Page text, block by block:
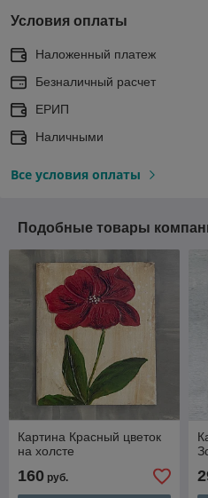
Условия оплаты
Наложенный платеж
Безналичный расчет
ЕРИП
Наличными
Все условия оплаты
Подобные товары
Картина Красный цветок
на холсте
160 руб.